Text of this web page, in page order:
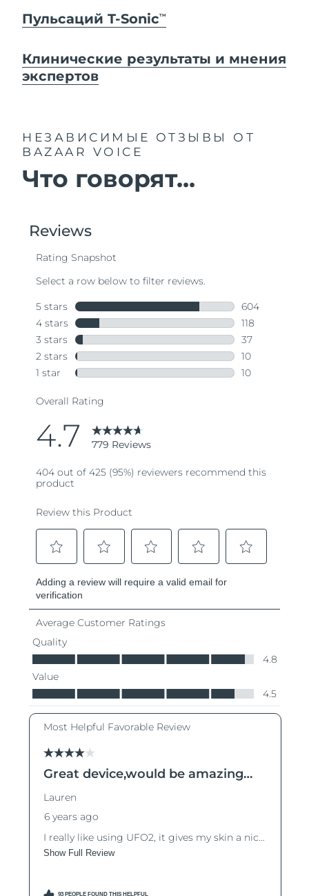
Пульсаций T-SonicTM
Клинические результаты и мнения
экспертов
НЕЗАВИСИМЫЕ ОТЗЫВЫ
ОТ
BAZAAR VOICE
Что говорят...